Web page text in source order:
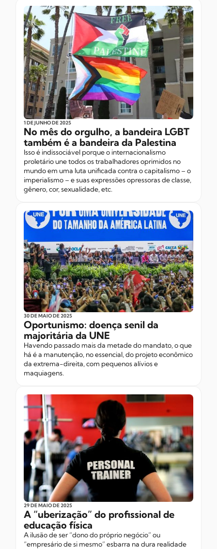
1 DE JUNHODE 2025
No mês do orgulho, a bandeira LGBT
também é a bandeira da Palestina
Isso é indissociável porque o internacionalismo
proletário une todos os trabalhadores oprimidos no
mundo em uma luta unificada contra o capitalismo – o
imperialismo – e suas expressões opressoras de classe,
gênero, cor, sexualidade, etc.
30 DE MAIODE 2025
Oportunismo: doença senil da
majoritária da UNE
Havendo passado mais da metade do mandato, o que
há é a manutenção, no essencial, do projeto econômico
da extrema-direita, com pequenos alívios e
maquiagens.
29 DE MAIODE 2025
A “uberização” do profissional de
educação física
A ilusão de ser “dono do próprio negócio” ou
“empresário de si mesmo” esbarra na dura realidade